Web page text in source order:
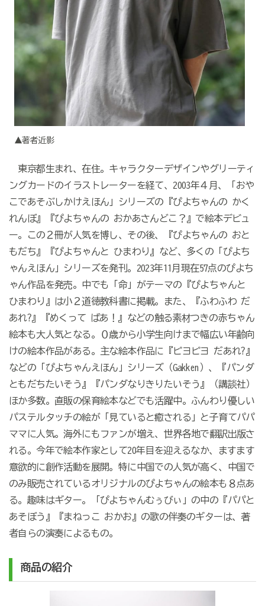
▲著者近影
東京都生まれ、在住。キャラクターデザインやグリーティ
ングカードのイラストレーターを経て、2003年４月、「おや
こであそぶしかけえほん」シリーズの『ぴよちゃんの かく
れんぼ』『ぴよちゃんの おかあさんどこ？』で絵本デビュ
ー。この２冊が人気を博し、その後、『ぴよちゃんの おと
もだち』『ぴよちゃんと ひまわり』など、多くの「ぴよち
ゃんえほん」シリーズを発刊。2023年11月現在57点のぴよち
ゃん作品を発売。中でも「命」がテーマの『ぴよちゃんと
ひまわり』は小２道徳教科書に掲載。また、『ふわふわ だ
あれ?』『めくって ばあ！』などの触る素材つきの赤ちゃん
絵本も大人気となる。０歳から小学生向けまで幅広い年齢向
けの絵本作品がある。主な絵本作品に『ピヨピヨ だあれ?』
などの「ぴよちゃんえほん」シリーズ（Gakken）、『パンダ
ともだちたいそう』『パンダなりきりたいそう』（講談社）
ほか多数。直販の保育絵本などでも活躍中。ふんわり優しい
パステルタッチの絵が「見ていると癒される」と子育てパパ
ママに人気。海外にもファンが増え、世界各地で翻訳出版さ
れる。今年で絵本作家として20年目を迎えるなか、ますます
意欲的に創作活動を展開。特に中国での人気が高く、中国で
のみ販売されているオリジナルのぴよちゃんの絵本も８点あ
る。趣味はギター。「ぴよちゃんむぅびぃ」の中の『パパと
あそぼう』『まねっこ おかお』の歌の伴奏のギターは、著
者自らの演奏によるもの。
商品の紹介